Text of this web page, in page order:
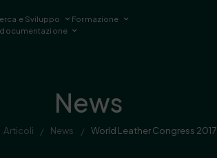
e Sviluppo
Formazione
News
Articoli / News / World Leather Congress 2017